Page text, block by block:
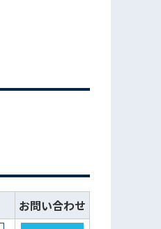
お問い合わせ